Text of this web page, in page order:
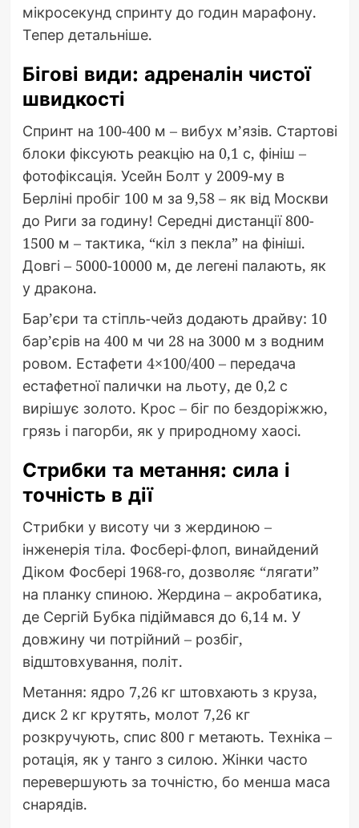
мікросекунд спринту до годин марафону.
Тепер детальніше.
Бігові види: адреналін чистої
швидкості
Спринт на 100-400 м – вибух м’язів. Стартові
блоки фіксують реакцію на 0,1 с, фініш –
фотофіксація. Усейн Болт у 2009-му в
Берліні пробіг 100 м за 9,58 – як від Москви
до Риги за годину! Середні дистанції 800-
1500 м – тактика, “кіл з пекла” на фініші.
Довгі – 5000-10000 м, де легені палають, як
у дракона.
Бар’єри та стіпль-чейз додають драйву: 10
бар’єрів на 400 м чи 28 на 3000 м з водним
ровом. Естафети 4×100/400 – передача
естафетної палички на льоту, де 0,2 с
вирішує золото. Крос – біг по бездоріжжю,
грязь і пагорби, як у природному хаосі.
Стрибки та метання: сила і
точність в дії
Стрибки у висоту чи з жердиною –
інженерія тіла. Фосбері-флоп, винайдений
Діком Фосбері 1968-го, дозволяє “лягати”
на планку спиною. Жердина – акробатика,
де Сергій Бубка підіймався до 6,14 м. У
довжину чи потрійний – розбіг,
відштовхування, політ.
Метання: ядро 7,26 кг штовхають з крузa,
диск 2 кг крутять, молот 7,26 кг
розкручують, спис 800 г метають. Техніка –
ротація, як у танго з силою. Жінки часто
перевершують за точністю, бо менша маса
снарядів.